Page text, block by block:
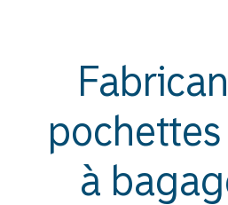
pochettes
à